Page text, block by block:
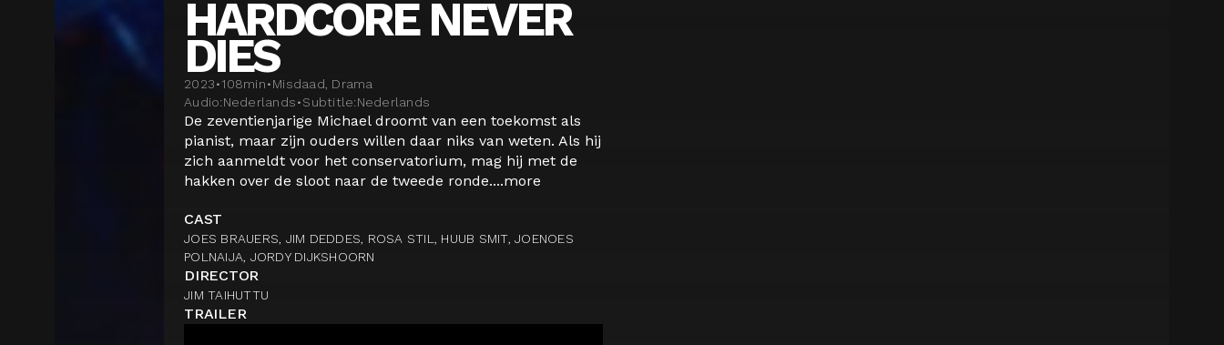
HARDCORE NEVER
DIES
2023•108min•Misdaad, Drama
Audio:Nederlands•Subtitle:Nederlands
De zeventienjarige Michael droomt van een toekomst als
pianist, maar zijn ouders willen daar niks van weten. Als hij
zich aanmeldt voor het conservatorium, mag hij met de
hakken over de sloot naar de tweede ronde....more
CAST
JOES BRAUERS, JIM DEDDES, ROSA STIL, HUUB SMIT, JOENOES
POLNAIJA, JORDY DIJKSHOORN
DIRECTOR
JIM TAIHUTTU
TRAILER